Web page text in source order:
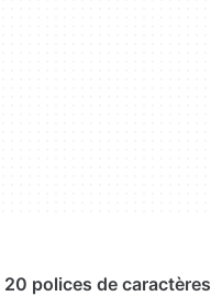
20 polices de caractères